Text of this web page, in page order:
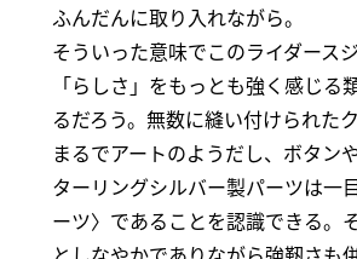
ふんだんに取り入れながら。
そういった意味でこのライダース
「らしさ」をもっとも強く感じる
るだろう。無数に縫い付けられた
まるでアートのようだし、ボタン
ターリングシルバー製パーツは一
ーツ〉であることを認識できる。